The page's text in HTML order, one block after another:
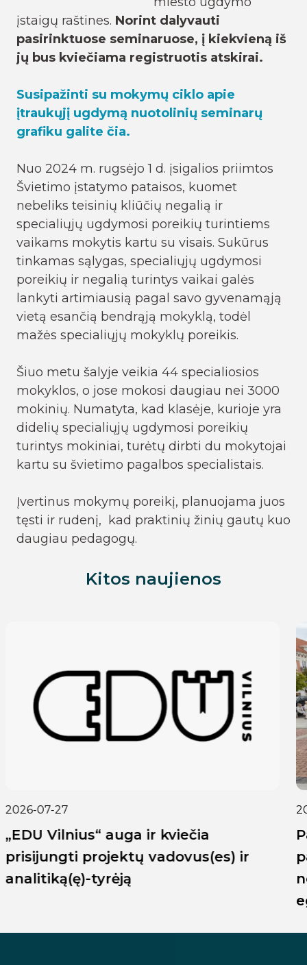
įstaigų raštines. Norint dalyvauti
pasirinktuose seminaruose, į kiekvieną iš
jų bus kviečiama registruotis atskirai.
Susipažinti su mokymų ciklo apie
įtraukųjį ugdymą nuotolinių seminarų
grafiku galite čia.
Nuo 2024 m. rugsėjo 1 d. įsigalios priimtos
Švietimo įstatymo pataisos, kuomet
nebeliks teisinių kliūčių negalią ir
specialiųjų ugdymosi poreikių turintiems
vaikams mokytis kartu su visais. Sukūrus
tinkamas sąlygas, specialiųjų ugdymosi
poreikių ir negalią turintys vaikai galės
lankyti artimiausią pagal savo gyvenamąją
vietą esančią bendrąją mokyklą, todėl
mažės specialiųjų mokyklų poreikis.
Šiuo metu šalyje veikia 44 specialiosios
mokyklos, o jose mokosi daugiau nei 3000
mokinių. Numatyta, kad klasėje, kurioje yra
didelių specialiųjų ugdymosi poreikių
turintys mokiniai, turėtų dirbti du mokytojai
kartu su švietimo pagalbos specialistais.
Įvertinus mokymų poreikį, planuojama juos
tęsti ir rudenį, kad praktinių žinių gautų kuo
daugiau pedagogų.
Kitos naujienos
2026-07-24
Pagerbti aukščiausius rezultatus
pasiekę Vilniaus abiturientai: daugiau
nei vieną šimtuką brandos